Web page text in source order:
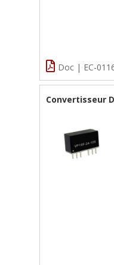
Doc | EC-
Convertisseur